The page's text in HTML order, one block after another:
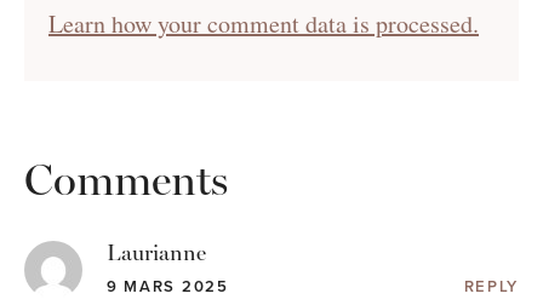
Learn how your comment data is processed.
Comments
Laurianne
9 MARS 2025 REPLY